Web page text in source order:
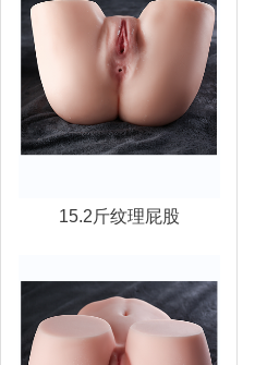
15.2斤纹理屁股